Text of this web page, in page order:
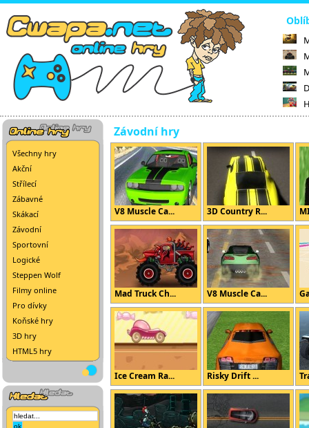
Všechny hry
Akční
Střílecí
Zábavné
Skákací
Závodní
Sportovní
Logické
Steppen Wolf
Filmy online
Pro dívky
Koňské hry
3D hry
HTML5 hry
Závodní hry
V8 Muscle Ca... 3D Country R...
Mad Truck Ch... V8 Muscle Ca...
Ice Cream Ra... Risky Drift ...